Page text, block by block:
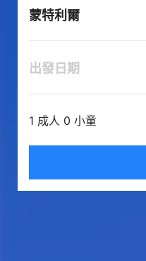
蒙特利爾
出發日期
1 成人 0 小童